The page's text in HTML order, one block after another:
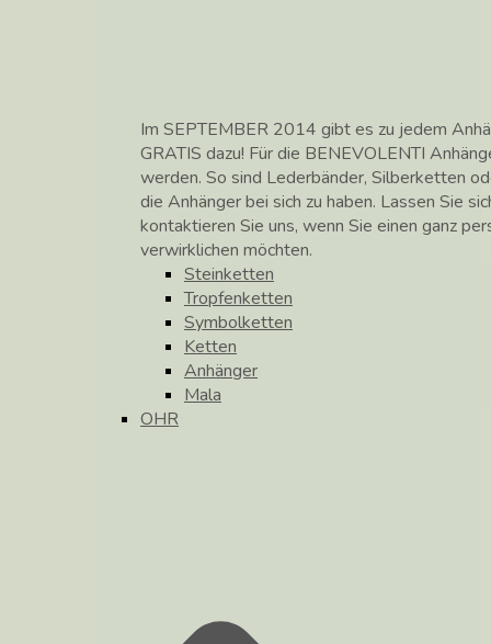
Im SEPTEMBER 2014 gibt es zu jedem
GRATIS dazu! Für die BENEVOLENTI
werden. So sind Lederbänder, Silberketten
die Anhänger bei sich zu haben. Lassen Sie
kontaktieren Sie uns, wenn Sie einen ganz
verwirklichen möchten.
Steinketten
Tropfenketten
Symbolketten
Ketten
Anhänger
Mala
OHR